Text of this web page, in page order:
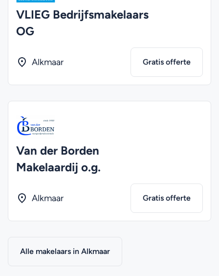
VLIEG Bedrijfsmakelaars
OG
Alkmaar Gratis offerte
Van der Borden
Makelaardij o.g.
Alkmaar Gratis offerte
Alle makelaars in Alkmaar